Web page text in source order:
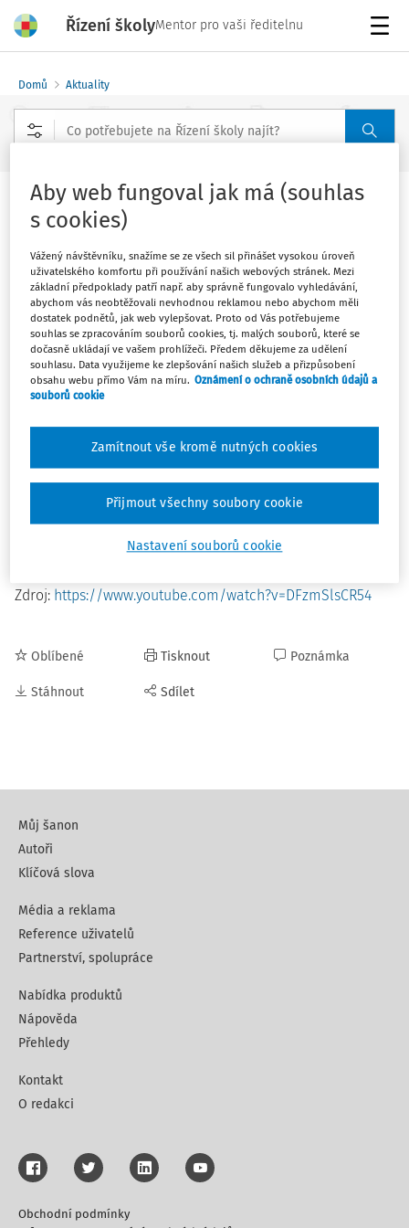
Řízení školyMentor pro vaši ředitelnu
Domů Aktuality
Kulatý stůl k revizi RVP
1 minuta čtení
Revidované kurikulum pro základní školy speciální -
kulatý stůl Národního pedagogického institutu ve
spolupráci s MŠMTSetkání proběhne ve čtvrtek
Záznam kulatého stolu ze dne 13. března 2025 najdete:
Změna kurikula základní školy speciální modernizuje
vzdělávací obsah výuky pro žáky se speciálními
vzdělávacími potřebami. Zástupci MŠMT, odborníci z NPI a
významní představitelé odborné veřejnosti diskutovali u
kulatého stolu o návrhu RVP ZŠS a zodpovídali otázky z
Zdroj: https://www.youtube.com/watch?v=DFzmSlsCR54
Oblíbené
Stáhnout
Tisknout
Sdílet
Poznámka
Můj šanon
Autoři
Klíčová slova
Média a reklama
Reference uživatelů
Partnerství, spolupráce
Nabídka produktů
Nápověda
Přehledy
Kontakt
O redakci
Obchodní podmínky
Aby web fungoval jak má (souhlas
s cookies)
Vážený návštěvníku, snažíme se ze všech sil přinášet vysokou úroveň
uživatelského komfortu při používání našich webových stránek. Mezi
základní předpoklady patří např. aby správně fungovalo vyhledávání,
abychom vás neobtěžovali nevhodnou reklamou nebo abychom měli
dostatek podnětů, jak web vylepšovat. Proto od Vás potřebujeme
souhlas se zpracováním souborů cookies, tj. malých souborů, které se
dočasně ukládají ve vašem prohlížeči. Předem děkujeme za udělení
souhlasu. Data využijeme ke zlepšování našich služeb a přizpůsobení
obsahu webu přímo Vám na míru. Oznámení o ochraně osobních údajů a
souborů cookie
Nastavení souborů cookie
Zamítnout vše kromě nutných cookies
Přijmout všechny soubory cookie